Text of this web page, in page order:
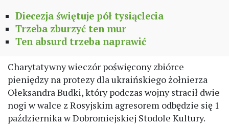
Diecezja świętuje pół tysiąclecia
Trzeba zburzyć ten mur
Ten absurd trzeba naprawić
Charytatywny wieczór poświęcony zbiórce
pieniędzy na protezy dla ukraińskiego żołnierza
Ołeksandra Budki, który podczas wojny stracił dwie
nogi w walce z Rosyjskim agresorem odbędzie się 1
października w Dobromiejskiej Stodole Kultury.